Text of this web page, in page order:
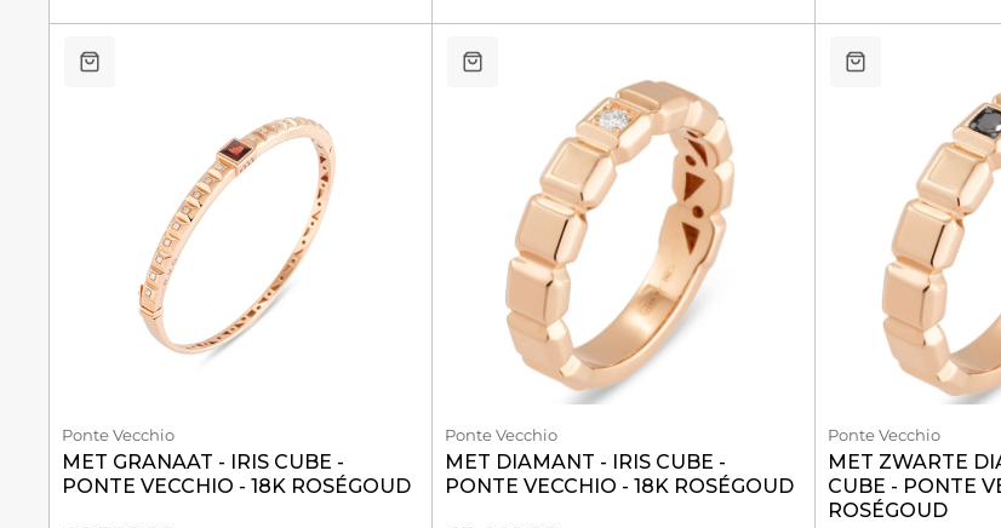
Ponte Vecchio
MET GRANAAT - IRIS CUBE -
PONTE VECCHIO - 18K ROSÉGOUD
Ponte Vecchio
MET DIAMANT - IRIS CUBE -
PONTE VECCHIO - 18K ROSÉGOUD
Ponte Vecchio
MET ZWARTE
CUBE - PONTE
ROSÉGOUD